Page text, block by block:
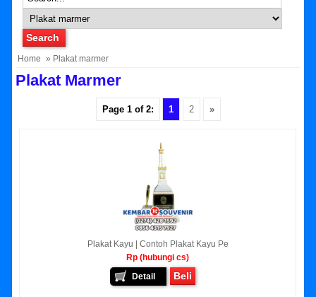
Home » Plakat marmer
Plakat Marmer
Page 1 of 2: 1 2 »
Plakat Kayu | Contoh Plakat Kayu Pe
Rp (hubungi cs)
Detail
Beli